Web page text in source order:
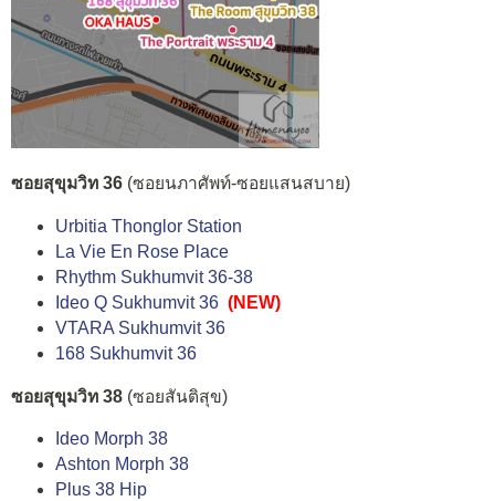
ซอยสุขุมวิท 36 (ซอยนภาศัพท์-ซอยแสนสบาย)
Urbitia Thonglor Station
La Vie En Rose Place
Rhythm Sukhumvit 36-38
Ideo Q Sukhumvit 36 (NEW)
VTARA Sukhumvit 36
168 Sukhumvit 36
ซอยสุขุมวิท 38 (ซอยสันติสุข)
Ideo Morph 38
Ashton Morph 38
Plus 38 Hip